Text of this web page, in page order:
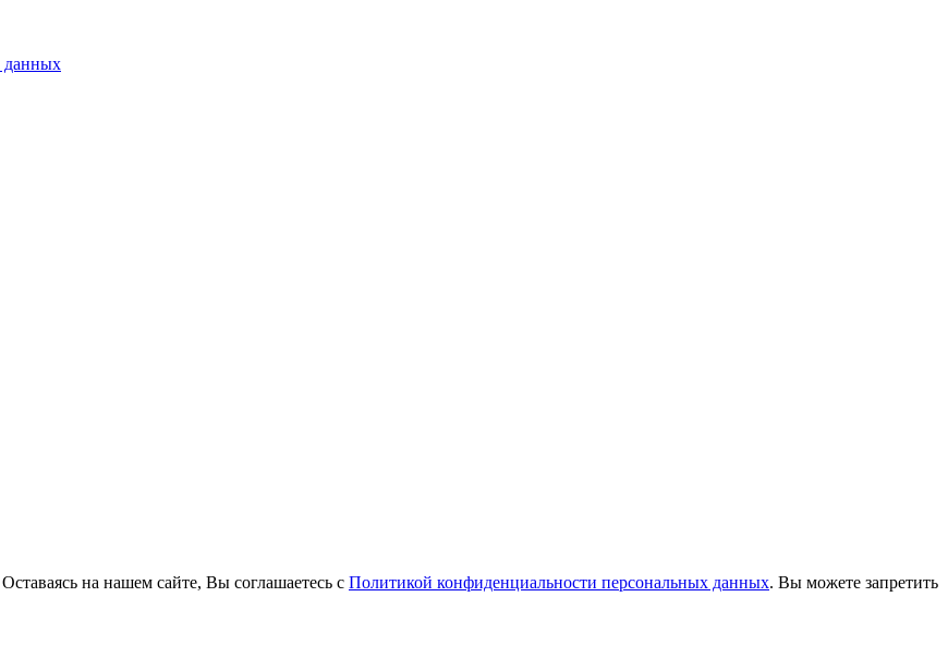
данных
на нашем сайте, Вы соглашаетесь с Политикой конфиденциальности персональных данных. Вы можете запретить